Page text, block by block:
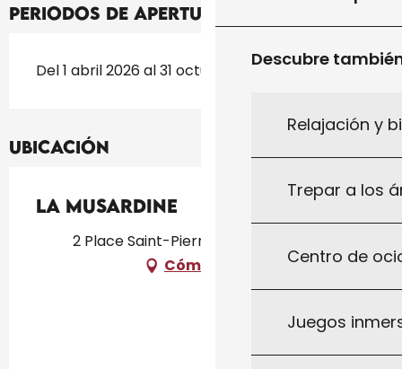
Descubre
Relajación y
Trepar a los
Centro de
Juegos
Periodos de apertura
Del 1 abril 2026 al 31 octubre 2026
Ubicación
La Musardine
2 Place Saint-Pierre, 46300 Gourdon
Cómo llegar